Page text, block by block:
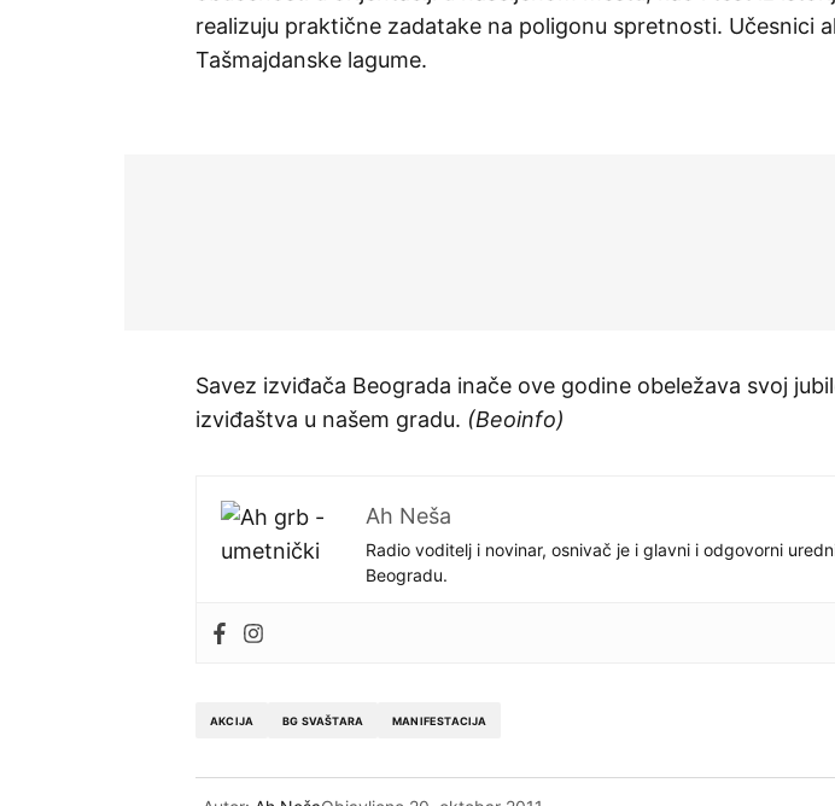
realizuju praktične zadatake na poligonu spretnosti. Učesnici
Tašmajdanske lagume.
Savez izviđača Beograda inače ove godine obeležava svoj
izviđaštva u našem gradu. (Beoinfo)
Ah Neša
Radio voditelj i novinar, osnivač je i glavni i odgovorni
Beogradu.
AKCIJA BG SVAŠTARA MANIFESTACIJA